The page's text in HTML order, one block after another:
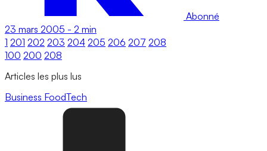
Abonné
23 mars 2005 - 2 min
1 201 202 203 204 205 206 207 208
100 200 208
Articles les plus lus
Business FoodTech